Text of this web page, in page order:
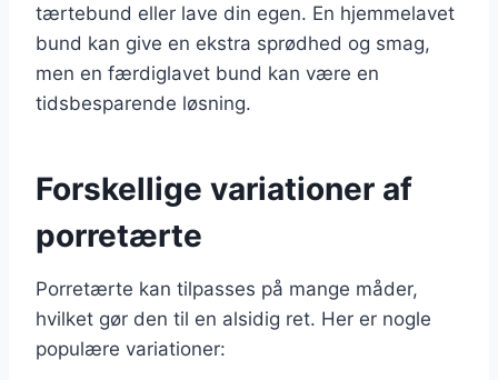
tærtebund eller lave din egen. En hjemmelavet
bund kan give en ekstra sprødhed og smag,
men en færdiglavet bund kan være en
tidsbesparende løsning.
Forskellige variationer af
porretærte
Porretærte kan tilpasses på mange måder,
hvilket gør den til en alsidig ret. Her er nogle
populære variationer: